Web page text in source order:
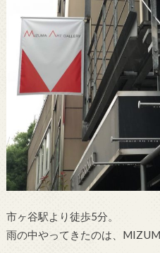
市ヶ谷駅より徒歩5分。
雨の中やってきたのは、